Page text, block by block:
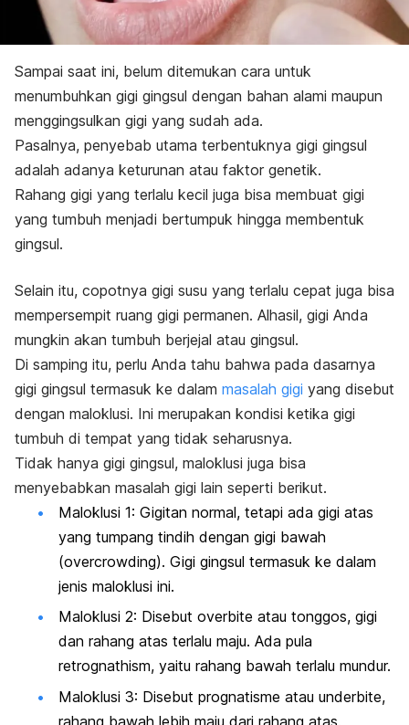
Sampai saat ini, belum ditemukan cara untuk
menumbuhkan gigi gingsul dengan bahan alami maupun
menggingsulkan gigi yang sudah ada.
Pasalnya, penyebab utama terbentuknya gigi gingsul
adalah adanya keturunan atau faktor genetik.
Rahang gigi yang terlalu kecil juga bisa membuat gigi
yang tumbuh menjadi bertumpuk hingga membentuk
gingsul.
Selain itu, copotnya gigi susu yang terlalu cepat juga bisa
mempersempit ruang gigi permanen. Alhasil, gigi Anda
mungkin akan tumbuh berjejal atau gingsul.
Di samping itu, perlu Anda tahu bahwa pada dasarnya
gigi gingsul termasuk ke dalam masalah gigi yang disebut
dengan maloklusi. Ini merupakan kondisi ketika gigi
tumbuh di tempat yang tidak seharusnya.
Tidak hanya gigi gingsul, maloklusi juga bisa
menyebabkan masalah gigi lain seperti berikut.
Maloklusi 1: Gigitan normal, tetapi ada gigi atas
yang tumpang tindih dengan gigi bawah
(overcrowding). Gigi gingsul termasuk ke dalam
jenis maloklusi ini.
Maloklusi 2: Disebut overbite atau tonggos, gigi
dan rahang atas terlalu maju. Ada pula
retrognathism, yaitu rahang bawah terlalu mundur.
Maloklusi 3: Disebut prognatisme atau underbite,
rahang bawah lebih maju dari rahang atas.